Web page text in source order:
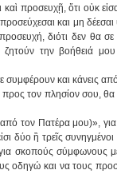
προσευχῇ, ὅτι οὐκ
και μη
διότι δεν θα
ζητούν την βοήθειά
και κάνεις
τον πλησίον σου,
τον Πατέρα μου)», για
δύο ἢ τρεῖς συνηγμένοι
σκοπούς σύμφωνους
οδηγώ και να τους